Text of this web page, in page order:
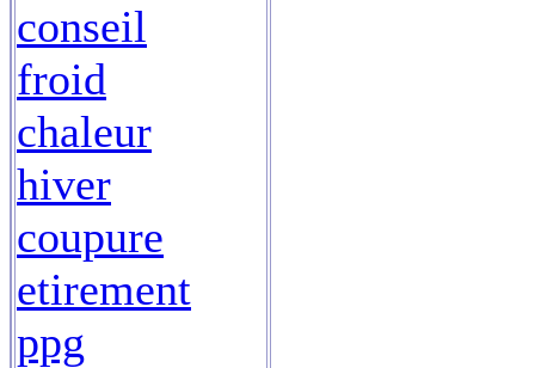
conseil
froid
chaleur
hiver
coupure
etirement
ppg